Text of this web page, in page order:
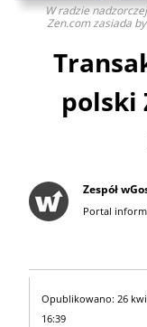
W radzie
Zen.com zasiada
polski
Zespół
Portal
Opublikowano: 26
16:39